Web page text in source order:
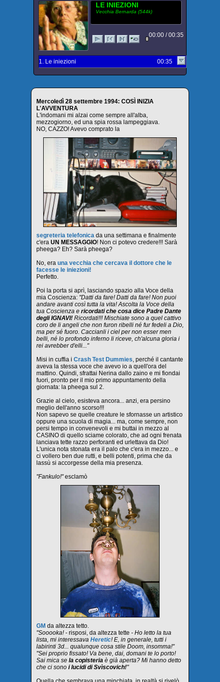
LE INIEZIONI
Vecchia Bernarda (544k)
00:00 / 00:35
1. Le iniezioni 00:35
Mercoledì 28 settembre 1994: COSÌ INIZIA
L'AVVENTURA
L'indomani mi alzai come sempre all'alba,
mezzogiorno, ed una spia rossa lampeggiava.
NO, CAZZO! Avevo comprato la
segreteria telefonica da una settimana e finalmente
c'era UN MESSAGGIO! Non ci potevo credere!!! Sarà
pheega? Eh? Sarà pheega?
No, era una vecchia che cercava il dottore che le
facesse le iniezioni!
Perfetto.
Poi la porta si aprì, lasciando spazio alla Voce della
mia Coscienza: "Datti da fare! Datti da fare! Non puoi
andare avanti così tutta la vita! Ascolta la Voce della
tua Coscienza e ricordati che cosa dice Padre Dante
degli IGNAVI! Ricordati!!! Mischiate sono a quel cattivo
coro de li angeli che non furon ribelli né fur fedeli a Dio,
ma per sé fuoro. Caccianli i ciel per non esser men
belli, né lo profondo inferno li riceve, ch'alcuna gloria i
rei avrebber d'elli..."
Misi in cuffia i Crash Test Dummies , perché il cantante
aveva la stessa voce che avevo io a quell'ora del
mattino. Quindi, sfrattai Nerina dallo zaino e mi fiondai
fuori, pronto per il mio primo appuntamento della
giornata: la pheega sul 2.
Grazie al cielo, esisteva ancora... anzi, era persino
meglio dell'anno scorso!!!
Non sapevo se quelle creature le sfornasse un artistico
oppure una scuola di magia... ma, come sempre, non
persi tempo in convenevoli e mi buttai in mezzo al
CASINO di quello sciame colorato, che ad ogni frenata
lanciava tette razzo perforanti ed urlettava da Dio!
L'unica nota stonata era il palo che c'era in mezzo... e
ci vollero ben due rutti, e belli potenti, prima che da
lassù si accorgesse della mia presenza.
"Fankulo!"esclamò
GM da altezza tetto.
"Sooooka! - risposi, da altezza tette - Ho letto la tua
lista, mi interessava Heretic! E, in generale, tutti i
labirinti 3d... qualunque cosa stile Doom, insomma!"
"Sei proprio fissato! Va bene, dai, domani te lo porto!
Sai mica se la copisteria è già aperta? Mi hanno detto
che ci sono i lucidi di Svìscovich!"